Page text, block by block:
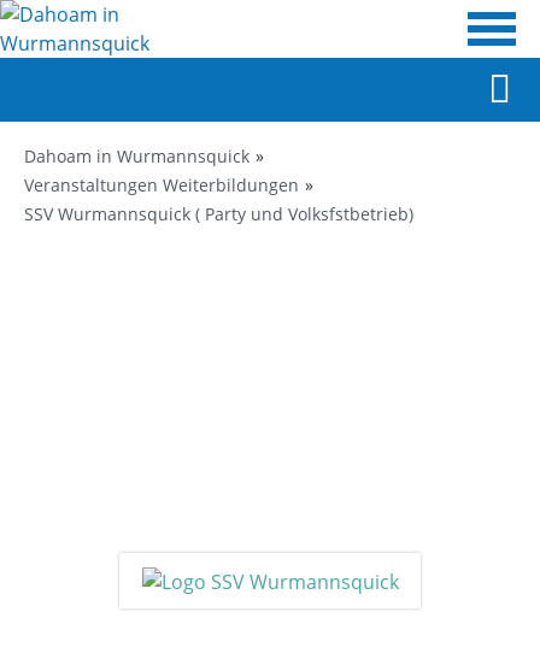
Dahoam in Wurmannsquick
Veranstaltungen Weiterbildungen
SSV Wurmannsquick ( Party und Volksfstbetrieb)